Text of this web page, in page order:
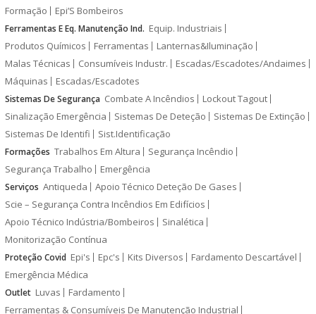
Formação
Epi’S Bombeiros
Ferramentas E Eq. Manutenção Ind. Equip. Industriais
Produtos Químicos
Ferramentas
Lanternas&Iluminação
Malas Técnicas
Consumíveis Industr.
Escadas/Escadotes/Andaimes
Máquinas
Escadas/Escadotes
Sistemas De Segurança Combate A Incêndios
Lockout Tagout
Sinalização Emergência
Sistemas De Deteção
Sistemas De Extinção
Sistemas De Identifi
Sist.Identificação
Formações Trabalhos Em Altura
Segurança Incêndio
Segurança Trabalho
Emergência
Serviços Antiqueda
Apoio Técnico Deteção De Gases
Scie – Segurança Contra Incêndios Em Edifícios
Apoio Técnico Indústria/Bombeiros
Sinalética
Monitorização Contínua
Proteção Covid Epi's Epc's Kits Diversos
Fardamento Descartável
Emergência Médica
Outlet Luvas
Fardamento
Ferramentas & Consumíveis De Manutenção Industrial